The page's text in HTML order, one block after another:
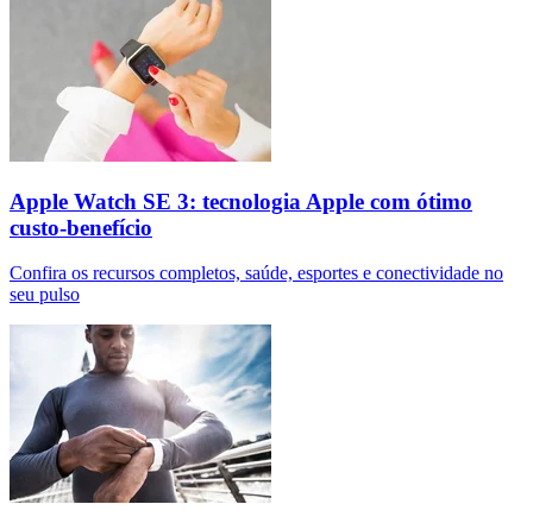
Apple Watch SE 3: tecnologia Apple com ótimo
custo-benefício
Confira os recursos completos, saúde, esportes e conectividade no
seu pulso